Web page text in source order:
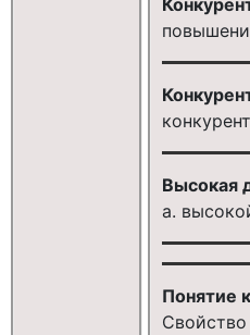
Высокая
a.
Понятие